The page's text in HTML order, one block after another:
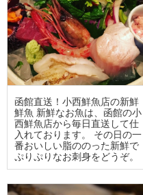
函館直送！小西鮮魚店の新鮮
鮮魚 新鮮なお魚は、函館の小
西鮮魚店から毎日直送して仕
入れております。 その日の一
番おいしい脂ののった新鮮で
ぷりぷりなお刺身をどうぞ。